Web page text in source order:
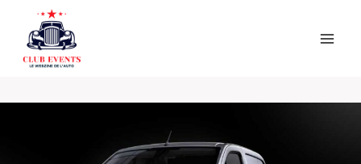
content